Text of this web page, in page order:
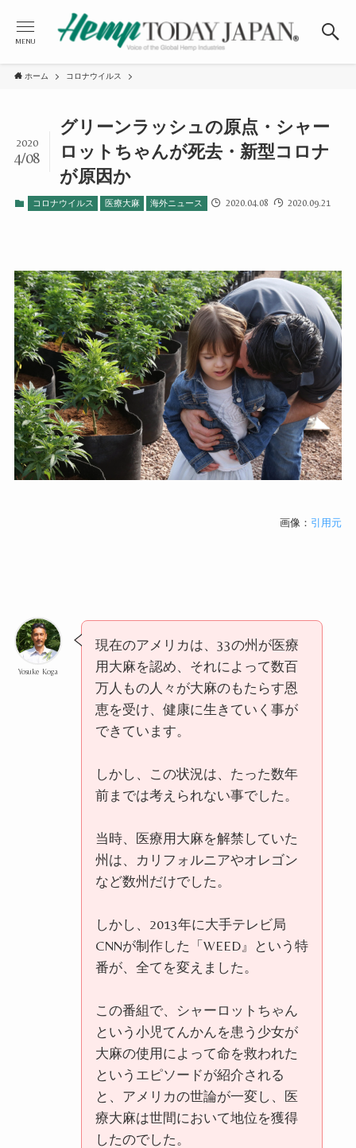
MENU
ホーム コロナウイルス
グリーンラッシュの原点・シャー
ロットちゃんが死去・新型コロナ
が原因か
2020
4/08
コロナウイルス 医療大麻 海外ニュース 2020.04.08 2020.09.21
画像： 引用元
Yosuke Koga
現在のアメリカは、 33の州が医療
用大麻を認め、それによって数百
万人もの人々が大麻のもたらす恩
恵を受け、健康に生きていく事が
できています。
しかし、この状況は、たった数年
前までは考えられない事でした。
当時、医療用大麻を解禁していた
州は、カリフォルニアやオレゴン
など数州だけでした。
しかし、 2013年に大手テレビ局
CNNが制作した「WEED』という特
番が、全てを変えました。
この番組で、シャーロットちゃん
という小児てんかんを患う少女が
大麻の使用によって命を救われた
というエピソードが紹介される
と、アメリカの世論が一変し、医
療大麻は世間において地位を獲得
したのでした。